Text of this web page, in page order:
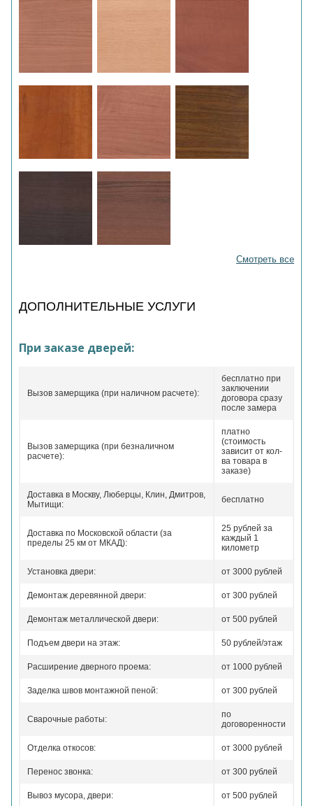
Смотреть все
ДОПОЛНИТЕЛЬНЫЕ УСЛУГИ
При заказе дверей:
Вызов замерщика (при наличном расчете):
бесплатно при
заключении
договора сразу
после замера
Вызов замерщика (при безналичном
расчете):
платно
(стоимость
зависит от кол-
ва товара в
заказе)
Доставка в Москву, Люберцы, Клин, Дмитров,
Мытищи:
бесплатно
Доставка по Московской области (за
пределы 25 км от МКАД):
25 рублей за
каждый 1
километр
Установка двери: от 3000 рублей
Демонтаж деревянной двери: от 300 рублей
Демонтаж металлической двери: от 500 рублей
Подъем двери на этаж: 50 рублей/этаж
Расширение дверного проема: от 1000 рублей
Заделка швов монтажной пеной: от 300 рублей
Сварочные работы:
по
договоренности
Отделка откосов: от 3000 рублей
Перенос звонка: от 300 рублей
Вывоз мусора, двери: от 500 рублей